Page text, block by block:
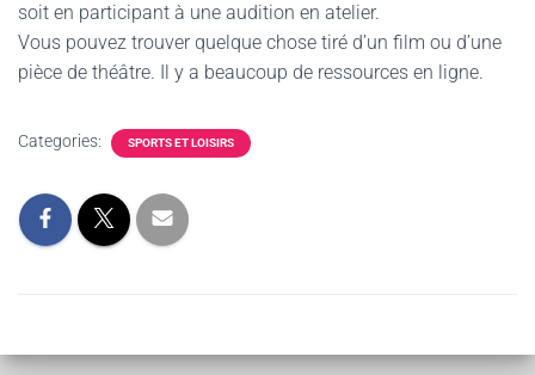
soit en participant à une audition en atelier.
Vous pouvez trouver quelque chose tiré d’un film ou d’une
pièce de théâtre. Il y a beaucoup de ressources en ligne.
Categories: SPORTS ET LOISIRS